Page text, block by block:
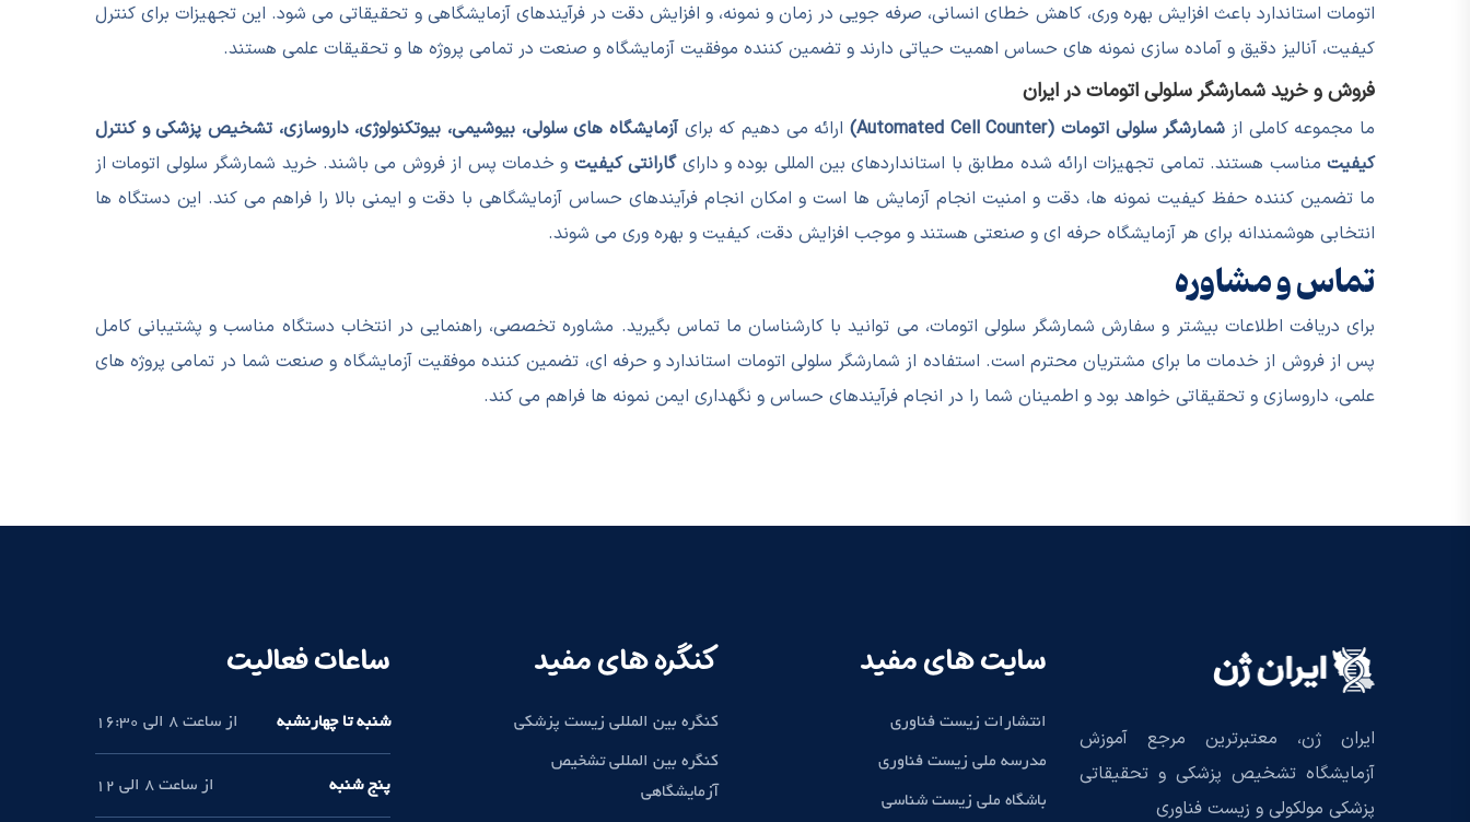
اتومات استاندارد باعث افزایش بهره وری، کاهش خطای انسانی، صرفه جویی در زمان و نمونه، و افزایش دقت در فرآیندهای آزمایشگاهی و تحقیقاتی می شود. این تجهیزات برای کنترل
کیفیت، آنالیز دقیق و آماده سازی نمونه های حساس اهمیت حیاتی دارند و تضمین کننده موفقیت آزمایشگاه و صنعت در تمامی پروژه ها و تحقیقات علمی هستند.
فروش و خرید شمارشگر سلولی اتومات در ایران
ما مجموعه کاملی از شمارشگر سلولی اتومات (Automated Cell Counter) ارائه می دهیم که برایآزمایشگاه های سلولی، بیوشیمی، بیوتکنولوژی، داروسازی، تشخیص پزشکی و کنترل
کیفیتمناسب هستند. تمامی تجهیزات ارائه شده مطابق با استانداردهای بین المللی بوده و دارایگارانتی کیفیت و خدمات پس از فروش می باشند. خرید شمارشگر سلولی اتومات از
ما تضمین کننده حفظ کیفیت نمونه ها، دقت و امنیت انجام آزمایش ها است و امکان انجام فرآیندهای حساس آزمایشگاهی با دقت و ایمنی بالا را فراهم می کند. این دستگاه ها
انتخابی هوشمندانه برای هر آزمایشگاه حرفه ای و صنعتی هستند و موجب افزایش دقت، کیفیت و بهره وری می شوند.
تماس و مشاوره
برای دریافت اطلاعات بیشتر و سفارش شمارشگر سلولی اتومات، می توانید با کارشناسان ما تماس بگیرید. مشاوره تخصصی، راهنمایی در انتخاب دستگاه مناسب و پشتیبانی کامل
پس از فروش از خدمات ما برای مشتریان محترم است. استفاده از شمارشگر سلولی اتومات استاندارد و حرفه ای، تضمین کننده موفقیت آزمایشگاه و صنعت شما در تمامی پروژه های
علمی، داروسازی و تحقیقاتی خواهد بود و اطمینان شما را در انجام فرآیندهای حساس و نگهداری ایمن نمونه ها فراهم می کند.
ایران ژن، معتبرترین مرجع آموزش
آزمایشگاه تشخیص پزشکی و تحقیقاتی
پزشکی مولکولی و زیست فناوری
سایت های مفید
انتشارات زیست فناوری
مدرسه ملی زیست فناوری
باشگاه ملی زیست شناسی
کنگره های مفید
کنگره بین المللی زیست پزشکی
کنگره بین المللی تشخیص
آزمایشگاهی
ساعات فعالیت
شنبه تا چهارنشبه از ساعت 8 الی 16:30
پنج شنبه از ساعت 8 الی 12